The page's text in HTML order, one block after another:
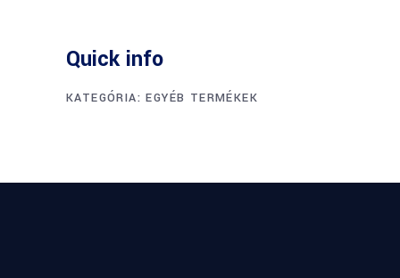
Quick info
KATEGÓRIA:EGYÉB TERMÉKEK